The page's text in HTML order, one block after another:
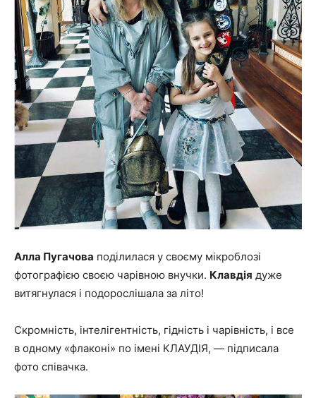
Алла Пугачова поділилася у своєму мікроблозі
фотографією своєю чарівною внучки. Клавдія дуже
витягнулася і подорослішала за літо!
Скромність, інтелігентність, гідність і чарівність, і все
в одному «флаконі» по імені КЛАУДІЯ, — підписала
фото співачка.